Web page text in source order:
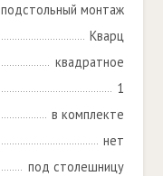
подстольный монтаж
Кварц
квадратное
1
в комплекте
нет
под столешницу